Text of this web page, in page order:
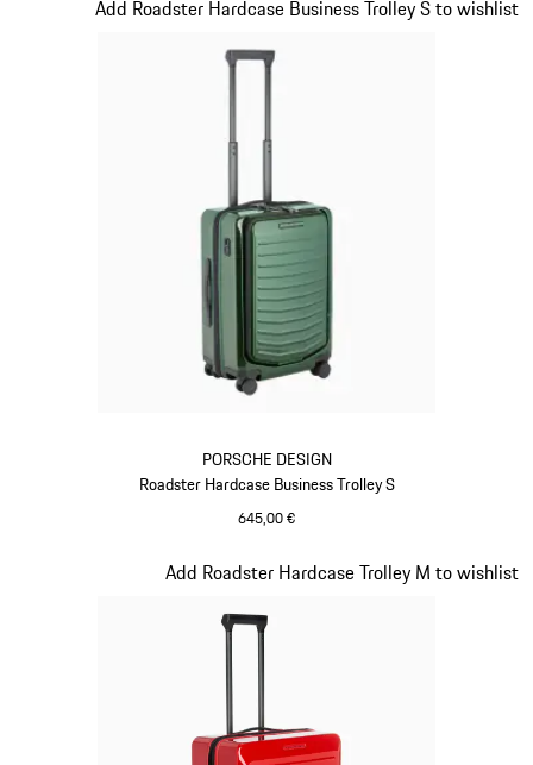
PORSCHE DESIGN
Roadster Hardcase Business Trolley S
645,00 €
Add Roadster Hardcase Business Trolley S to wishlist
Slide 12 von 20
Add Roadster Hardcase Trolley M to wishlist